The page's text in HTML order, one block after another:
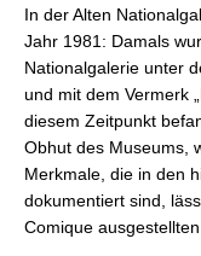
In der Alten
Jahr 1981: Damals
Nationalgalerie unter
und mit dem Vermerk
diesem Zeitpunkt
Obhut des Museums,
Merkmale, die in den
dokumentiert sind,
Comique